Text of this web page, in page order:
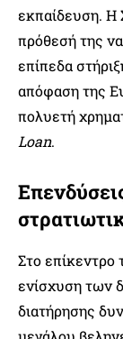
εκπαίδευση. Η
πρόθεσή της
επίπεδα
απόφαση της
πολυετή
Loan.
Στο
ενίσχυση των
διατήρησης